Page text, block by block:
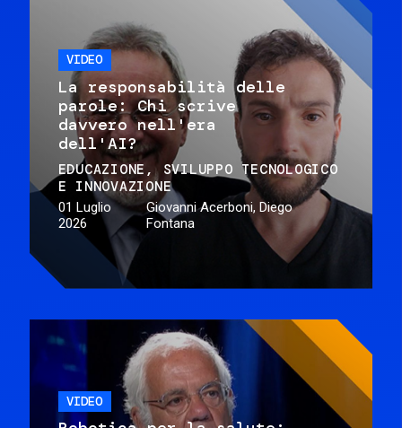
VIDEO
La responsabilità delle
parole: Chi scrive
davvero nell'era
dell'AI?
EDUCAZIONE
SVILUPPO TECNOLOGICO
E INNOVAZIONE
01 Luglio
2026
Giovanni Acerboni, Diego
Fontana
VIDEO